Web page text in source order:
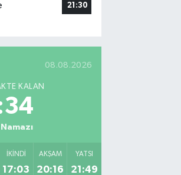
21:30
08.08.2026
KALAN
Namazı
İKINDI
17:03
AKŞAM
20:16
YATSI
21:49